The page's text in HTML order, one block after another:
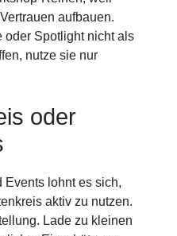
aufbauen.
oder Spotlight nicht als
nutze sie nur
oder
Events lohnt es sich,
aktiv zu nutzen.
Lade zu kleinen